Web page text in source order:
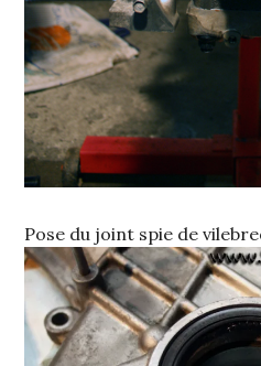
Pose du joint spie de